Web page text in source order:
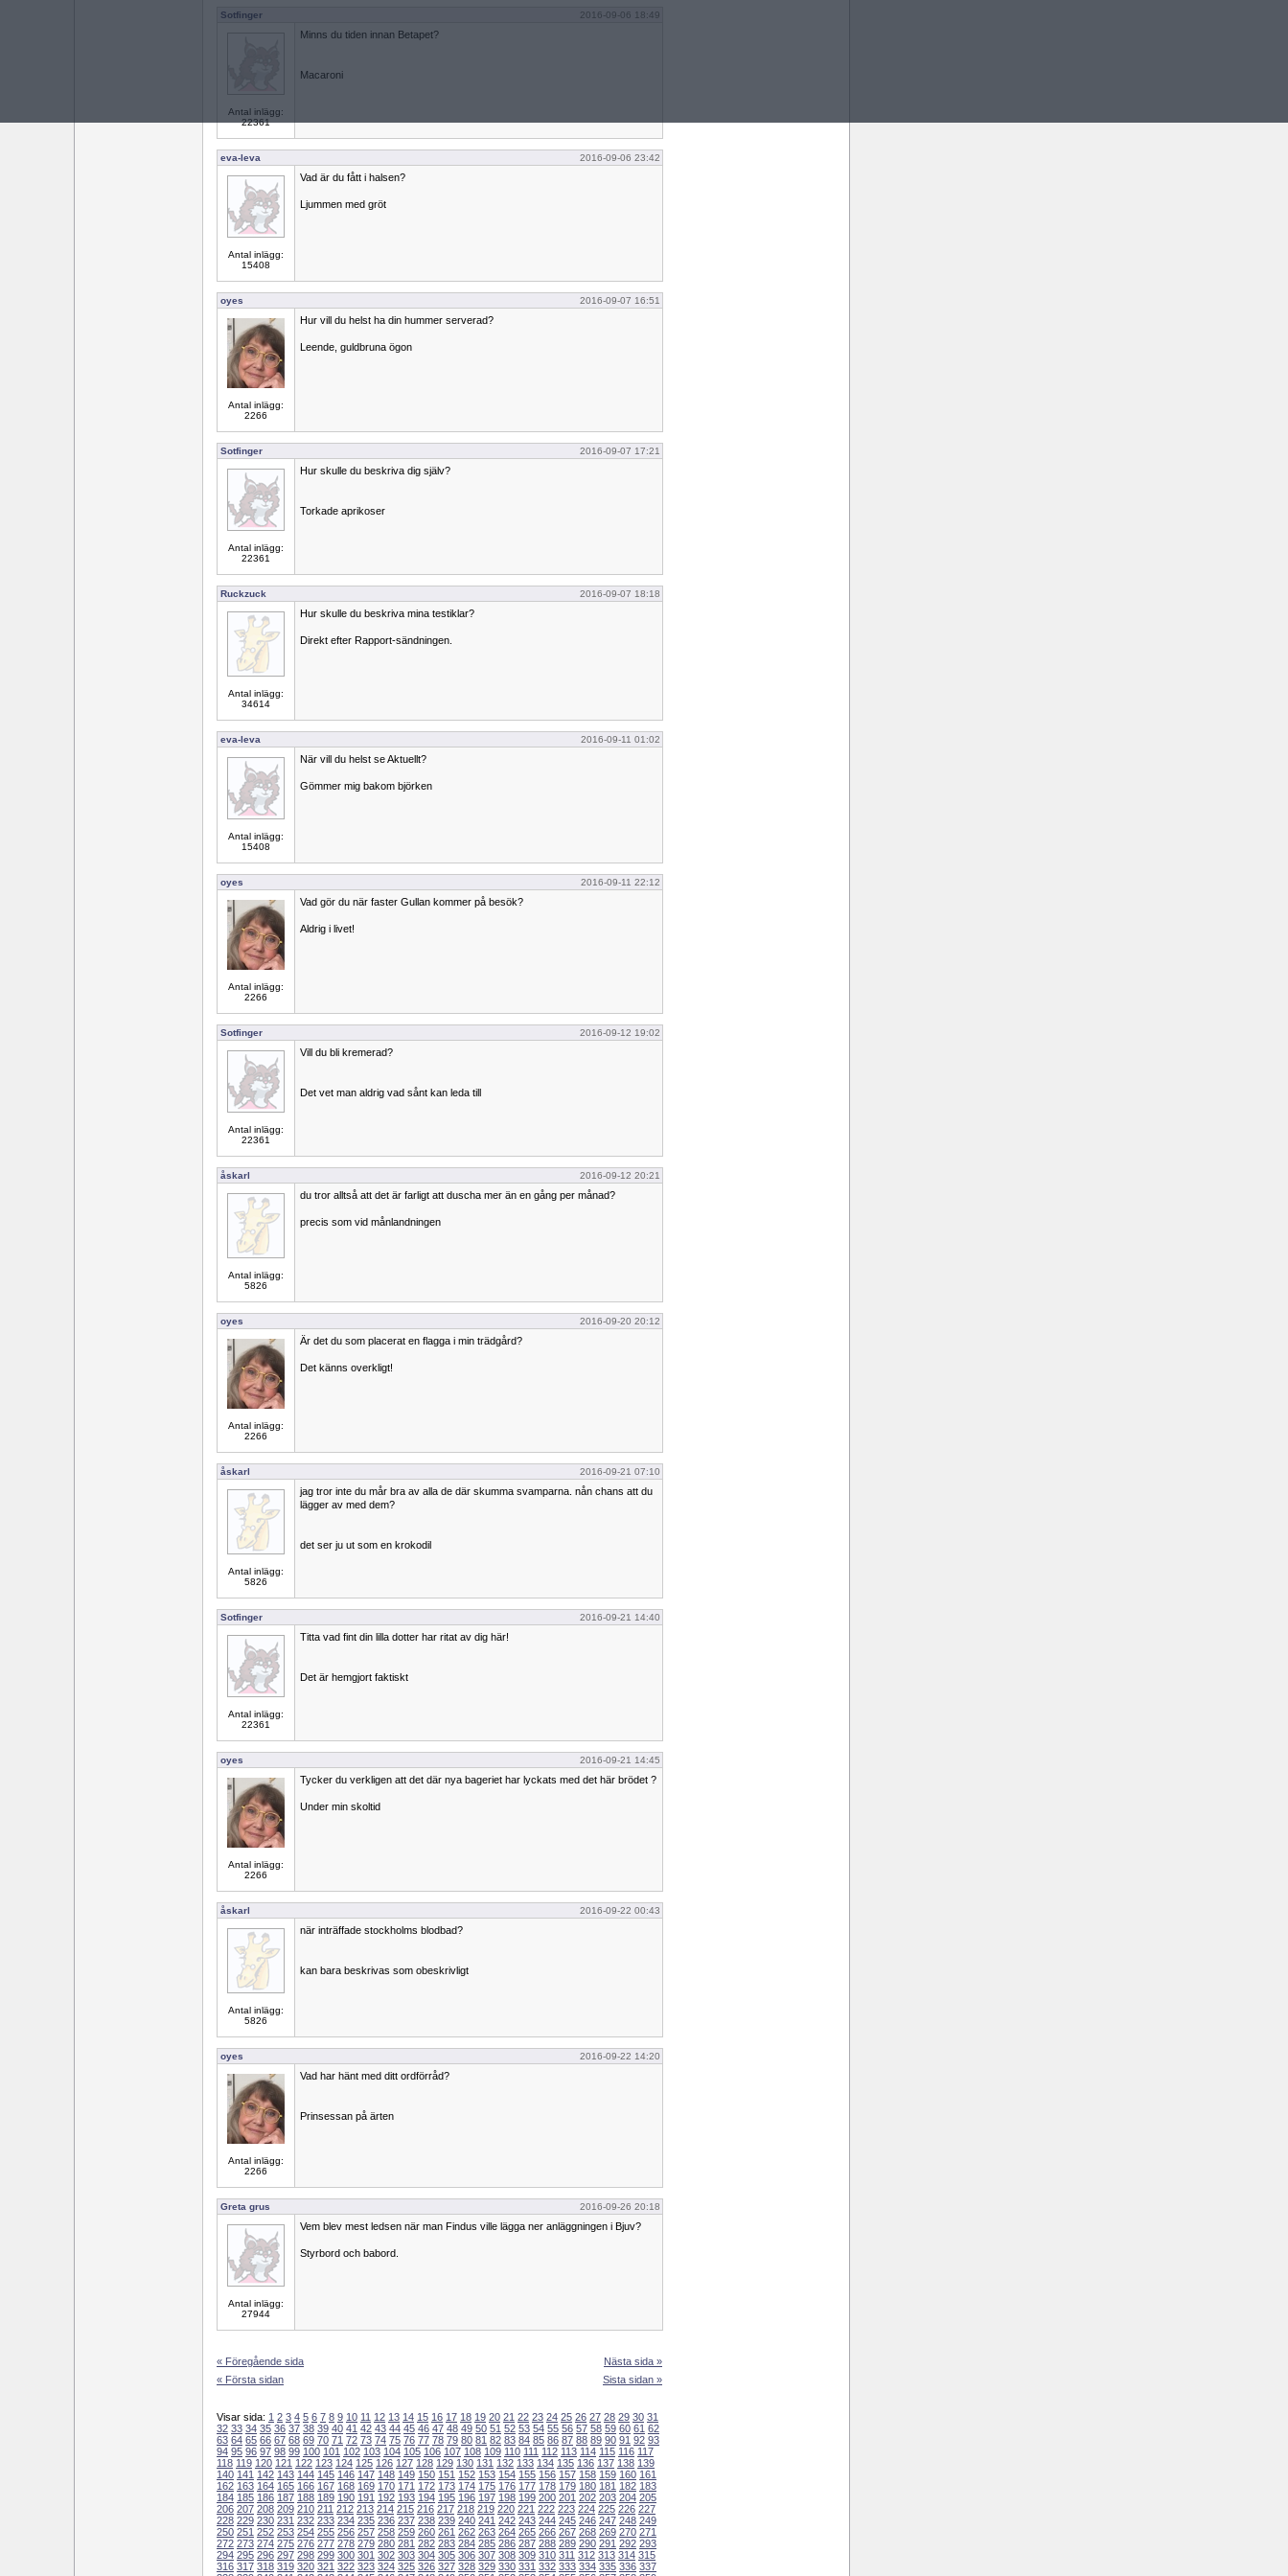
Sotfinger 2016-09-06 18:49
Antal inlägg:
22361
Minns du tiden innan Betapet?
Macaroni
eva-leva 2016-09-06 23:42
Antal inlägg:
15408
Vad är du fått i halsen?
Ljummen med gröt
oyes 2016-09-07 16:51
Antal inlägg:
2266
Hur vill du helst ha din hummer serverad?
Leende, guldbruna ögon
Sotfinger 2016-09-07 17:21
Antal inlägg:
22361
Hur skulle du beskriva dig själv?
Torkade aprikoser
Ruckzuck 2016-09-07 18:18
Antal inlägg:
34614
Hur skulle du beskriva mina testiklar?
Direkt efter Rapport-sändningen.
eva-leva 2016-09-11 01:02
Antal inlägg:
15408
När vill du helst se Aktuellt?
Gömmer mig bakom björken
oyes 2016-09-11 22:12
Antal inlägg:
2266
Vad gör du när faster Gullan kommer på besök?
Aldrig i livet!
Sotfinger 2016-09-12 19:02
Antal inlägg:
22361
Vill du bli kremerad?
Det vet man aldrig vad sånt kan leda till
åskarl 2016-09-12 20:21
Antal inlägg:
5826
du tror alltså att det är farligt att duscha mer än en gång per månad?
precis som vid månlandningen
oyes 2016-09-20 20:12
Antal inlägg:
2266
Är det du som placerat en flagga i min trädgård?
Det känns overkligt!
åskarl 2016-09-21 07:10
Antal inlägg:
5826
jag tror inte du mår bra av alla de där skumma svamparna. nån chans att du
lägger av med dem?
det ser ju ut som en krokodil
Sotfinger 2016-09-21 14:40
Antal inlägg:
22361
Titta vad fint din lilla dotter har ritat av dig här!
Det är hemgjort faktiskt
oyes 2016-09-21 14:45
Antal inlägg:
2266
Tycker du verkligen att det där nya bageriet har lyckats med det här brödet ?
Under min skoltid
åskarl 2016-09-22 00:43
Antal inlägg:
5826
när inträffade stockholms blodbad?
kan bara beskrivas som obeskrivligt
oyes 2016-09-22 14:20
Antal inlägg:
2266
Vad har hänt med ditt ordförråd?
Prinsessan på ärten
Greta grus 2016-09-26 20:18
Antal inlägg:
27944
Vem blev mest ledsen när man Findus ville lägga ner anläggningen i Bjuv?
Styrbord och babord.
« Föregående sida
« Första sidan
Nästa sida »
Sista sidan »
Visar sida: 1 2 3 4 5 6 7 8 9 10 11 12 13 14 15 16 17 18 19 20 21 22 23 24 25 26 27 28 29 30 31
32 33 34 35 36 37 38 39 40 41 42 43 44 45 46 47 48 49 50 51 52 53 54 55 56 57 58 59 60 61 62
63 64 65 66 67 68 69 70 71 72 73 74 75 76 77 78 79 80 81 82 83 84 85 86 87 88 89 90 91 92 93
94 95 96 97 98 99 100 101 102 103 104 105 106 107 108 109 110 111 112 113 114 115 116 117
118 119 120 121 122 123 124 125 126 127 128 129 130 131 132 133 134 135 136 137 138 139
140 141 142 143 144 145 146 147 148 149 150 151 152 153 154 155 156 157 158 159 160 161
162 163 164 165 166 167 168 169 170 171 172 173 174 175 176 177 178 179 180 181 182 183
184 185 186 187 188 189 190 191 192 193 194 195 196 197 198 199 200 201 202 203 204 205
206 207 208 209 210 211 212 213 214 215 216 217 218 219 220 221 222 223 224 225 226 227
228 229 230 231 232 233 234 235 236 237 238 239 240 241 242 243 244 245 246 247 248 249
250 251 252 253 254 255 256 257 258 259 260 261 262 263 264 265 266 267 268 269 270 271
272 273 274 275 276 277 278 279 280 281 282 283 284 285 286 287 288 289 290 291 292 293
294 295 296 297 298 299 300 301 302 303 304 305 306 307 308 309 310 311 312 313 314 315
316 317 318 319 320 321 322 323 324 325 326 327 328 329 330 331 332 333 334 335 336 337